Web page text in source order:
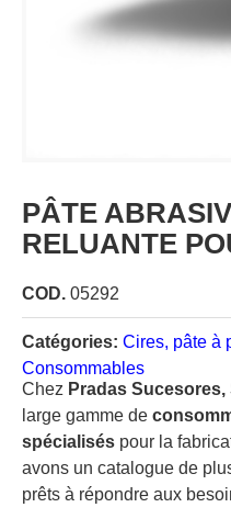
PÂTE
RELUANTE
COD. 05292
Catégories: Cires, pâte à
Consommables
Chez Pradas Sucesores,
large gamme de
spécialisés pour la
avons un catalogue de
prêts à répondre aux